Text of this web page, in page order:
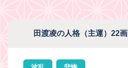
田渡凌の人格（主運）22画